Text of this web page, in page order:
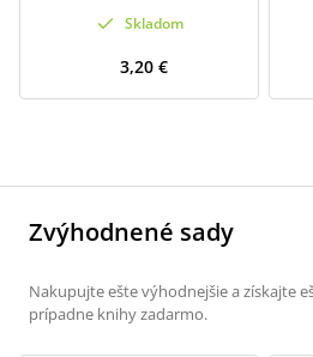
Skladom
3,20 €
Zvýhodnené sady
Nakupujte ešte výhodnejšie a získajte
prípadne knihy zadarmo.